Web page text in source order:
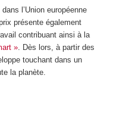
l’Union européenne
présente également
contribuant ainsi à la
». Dès lors, à partir des
touchant dans un
la planète.